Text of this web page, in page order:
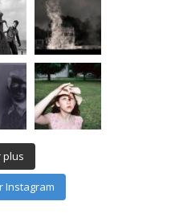
plus
Instagram